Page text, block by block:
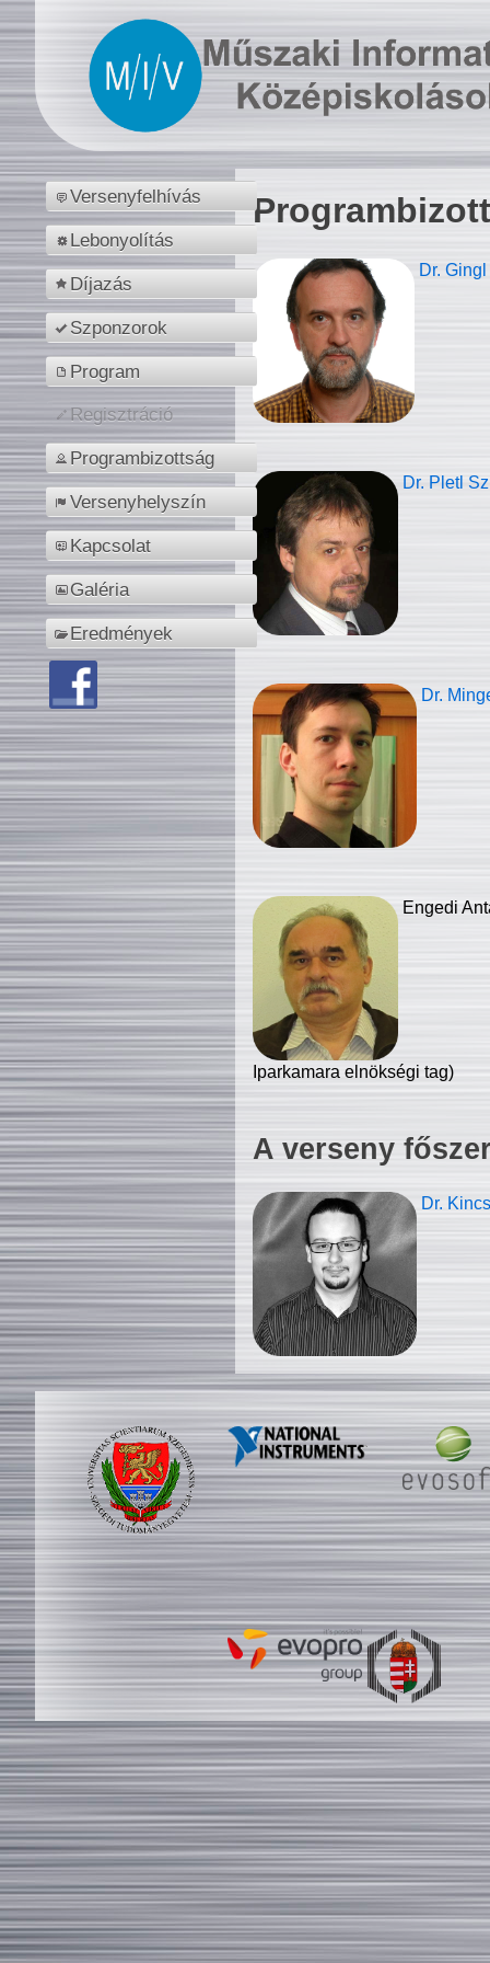
Versenyfelhívás
Lebonyolítás
Díjazás
Szponzorok
Program
Regisztráció
Programbizottság
Versenyhelyszín
Kapcsolat
Galéria
Eredmények
Dr.
Dr. Pletl
Dr.
Engedi
Iparkamara elnökségi tag)
A verseny
Dr.